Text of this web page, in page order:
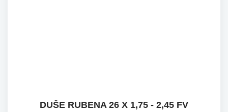
DUŠE RUBENA 26 X 1,75 - 2,45 FV